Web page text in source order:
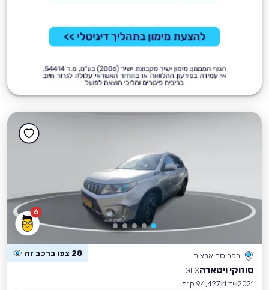
6
בפריסה ארצית 28 צפו ברכב זה
סוזוקי ויטארהGLX
2021 יד 1
94,427 ק״מ